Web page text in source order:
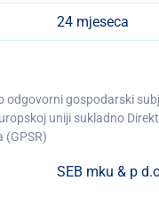
24 mjeseca
odgovorni gospodarski
uniji sukladno
(GPSR)
SEB mku & p